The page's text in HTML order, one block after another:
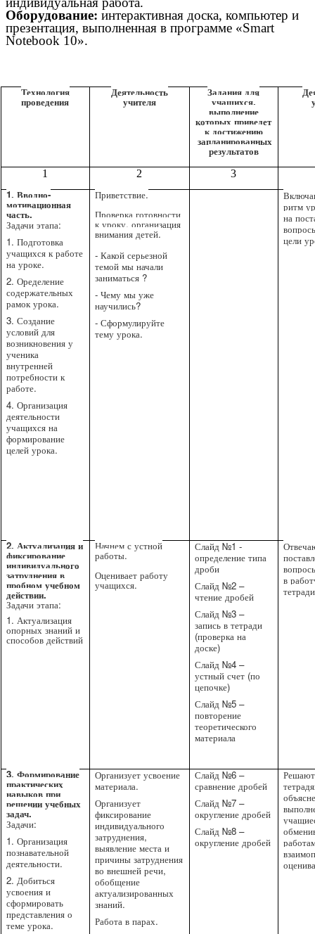
Оборудование: интерактивная доска, компьютер и
презентация, выполненная в программе «Smart
Notebook 10».
Технология
проведения
Деятельность
учителя
Задания для
учащихся,
выполнение
которых приведет
к достижению
запланированных
результатов
1 2 3
1. Вводно-
мотивационная
часть.
Задачи этапа:
1. Подготовка
учащихся к работе
на уроке.
2. Оределение
содержательных
рамок урока.
3. Создание
условий для
возникновения у
ученика
внутренней
потребности к
работе.
4. Организация
деятельности
учащихся на
формирование
целей урока.
Приветствие.
Проверка готовности
к уроку, организация
внимания детей.
- Какой серьезной
темой мы начали
заниматься ?
- Чему мы уже
научились?
- Сформулируйте
тему урока.
ритм
на
цели
2. Актуализация и
фиксирование
индивидуального
затруднения в
пробном учебном
действии.
Задачи этапа:
1. Актуализация
опорных знаний и
способов действий
Начнем с устной
работы.
Оценивает работу
учащихся.
Слайд №1 -
определение типа
дроби
Слайд №2 –
чтение дробей
Слайд №3 –
запись в тетради
(проверка на
доске)
Слайд №4 –
устный счет (по
цепочке)
Слайд №5 –
повторение
теоретического
материала
в
3. Формирование
практических
навыков при
решении учебных
задач.
Задачи:
1. Организация
познавательной
деятельности.
2. Добиться
усвоения и
сформировать
представления о
теме урока.
Организует усвоение
материала.
Организует
фиксирование
индивидуального
затруднения,
выявление места и
причины затруднения
во внешней речи,
обобщение
актуализированных
знаний.
Работа в парах.
Слайд №6 –
сравнение дробей
Слайд №7 –
округление дробей
Слайд №8 –
округление дробей